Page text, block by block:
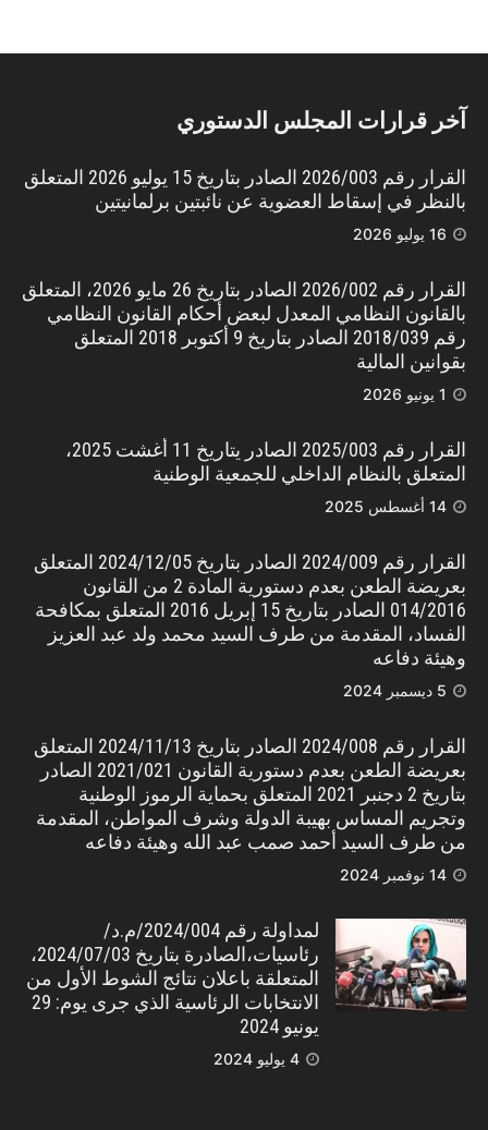
آخر قرارات المجلس الدستوري
القرار رقم 2026/003 الصادر بتاريخ 15 يوليو 2026 المتعلق
بالنظر في إسقاط العضوية عن نائبتين برلمانيتين
16 يوليو 2026
القرار رقم 2026/002 الصادر بتاريخ 26 مايو 2026، المتعلق
بالقانون النظامي المعدل لبعض أحكام القانون النظامي
رقم 2018/039 الصادر بتاريخ 9 أكتوبر 2018 المتعلق
بقوانين المالية
1 يونيو 2026
القرار رقم 2025/003 الصادر يتاريخ 11 أغشت 2025،
المتعلق بالنظام الداخلي للجمعية الوطنية
14 أغسطس 2025
القرار رقم 2024/009 الصادر بتاريخ 2024/12/05 المتعلق
بعريضة الطعن بعدم دستورية المادة 2 من القانون
014/2016 الصادر بتاريخ 15 إبريل 2016 المتعلق بمكافحة
الفساد، المقدمة من طرف السيد محمد ولد عبد العزيز
وهيئة دفاعه
5 ديسمبر 2024
القرار رقم 2024/008 الصادر بتاريخ 2024/11/13 المتعلق
بعريضة الطعن بعدم دستورية القانون 2021/021 الصادر
بتاريخ 2 دجنبر 2021 المتعلق بحماية الرموز الوطنية
وتجريم المساس بهيبة الدولة وشرف المواطن، المقدمة
من طرف السيد أحمد صمب عبد الله وهيئة دفاعه
14 نوفمبر 2024
لمداولة رقم 2024/004/م.د/
رئاسيات،الصادرة بتاريخ 2024/07/03،
المتعلقة باعلان نتائج الشوط الأول من
الانتخابات الرئاسية الذي جرى يوم: 29
يونيو 2024
4 يوليو 2024